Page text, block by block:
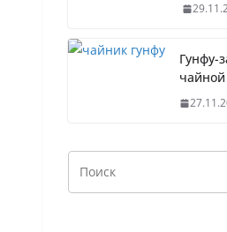
Гунфу-